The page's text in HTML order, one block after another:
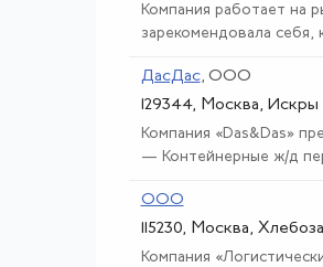
Компания работает на
зарекомендовала себя,
ДасДас, ООО
129344, Москва, Искры
Компания «Das&Das»
— Контейнерные ж/д
ООО
115230, Москва,
Компания